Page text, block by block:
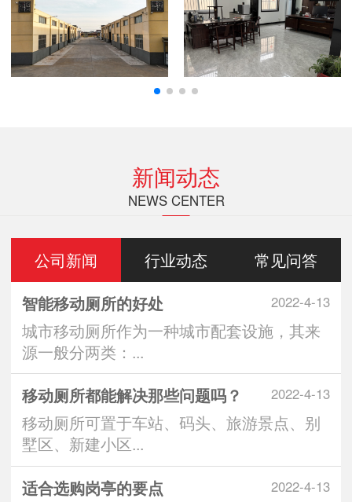
新闻动态
NEWS CENTER
公司新闻 行业动态 常见问答
2022-4-13
智能移动厕所的好处
城市移动厕所作为一种城市配套设施，其来
源一般分两类：...
2022-4-13
移动厕所都能解决那些问题吗？
移动厕所可置于车站、码头、旅游景点、别
墅区、新建小区...
2022-4-13
适合选购岗亭的要点